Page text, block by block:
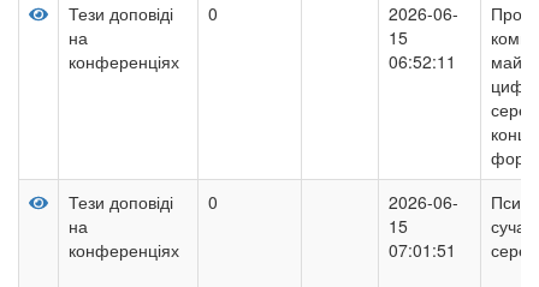
Тези доповіді
на
конференціях
0
2026-06-
15
06:52:11
Тези доповіді
на
конференціях
0
2026-06-
15
07:01:51